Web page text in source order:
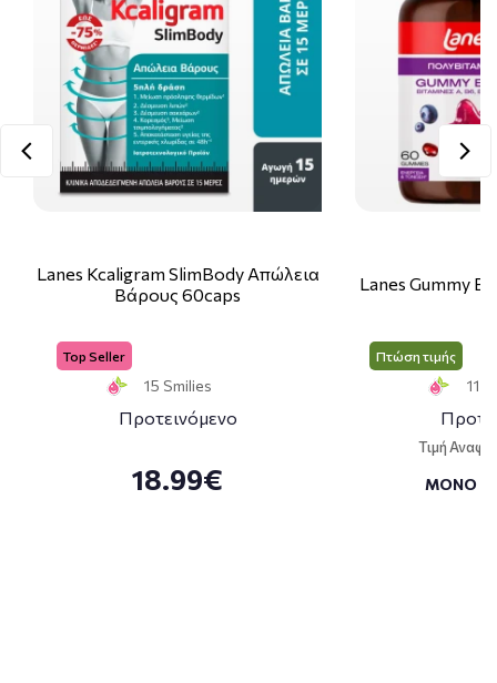
Lanes Kcaligram SlimBody Απώλεια
Βάρους 60caps
Top Seller
15 Smilies
Προτεινόμενο
18.99€
Lanes Gummy
Πτώση τιμής
11
Τιμή
ΜΟΝΟ